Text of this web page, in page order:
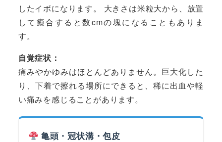
したイボになります。 大きさは米粒大から、放置
して癒合すると数cmの塊になることもありま
す。
自覚症状：
痛みやかゆみはほとんどありません。巨大化した
り、下着で擦れる場所にできると、稀に出血や軽
い痛みを感じることがあります。
亀頭・冠状溝・包皮